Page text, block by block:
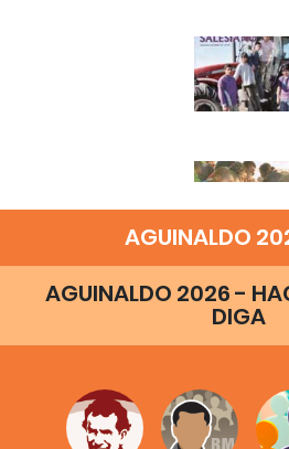
AGUINALDO
AGUINALDO 2026 -
DIGA